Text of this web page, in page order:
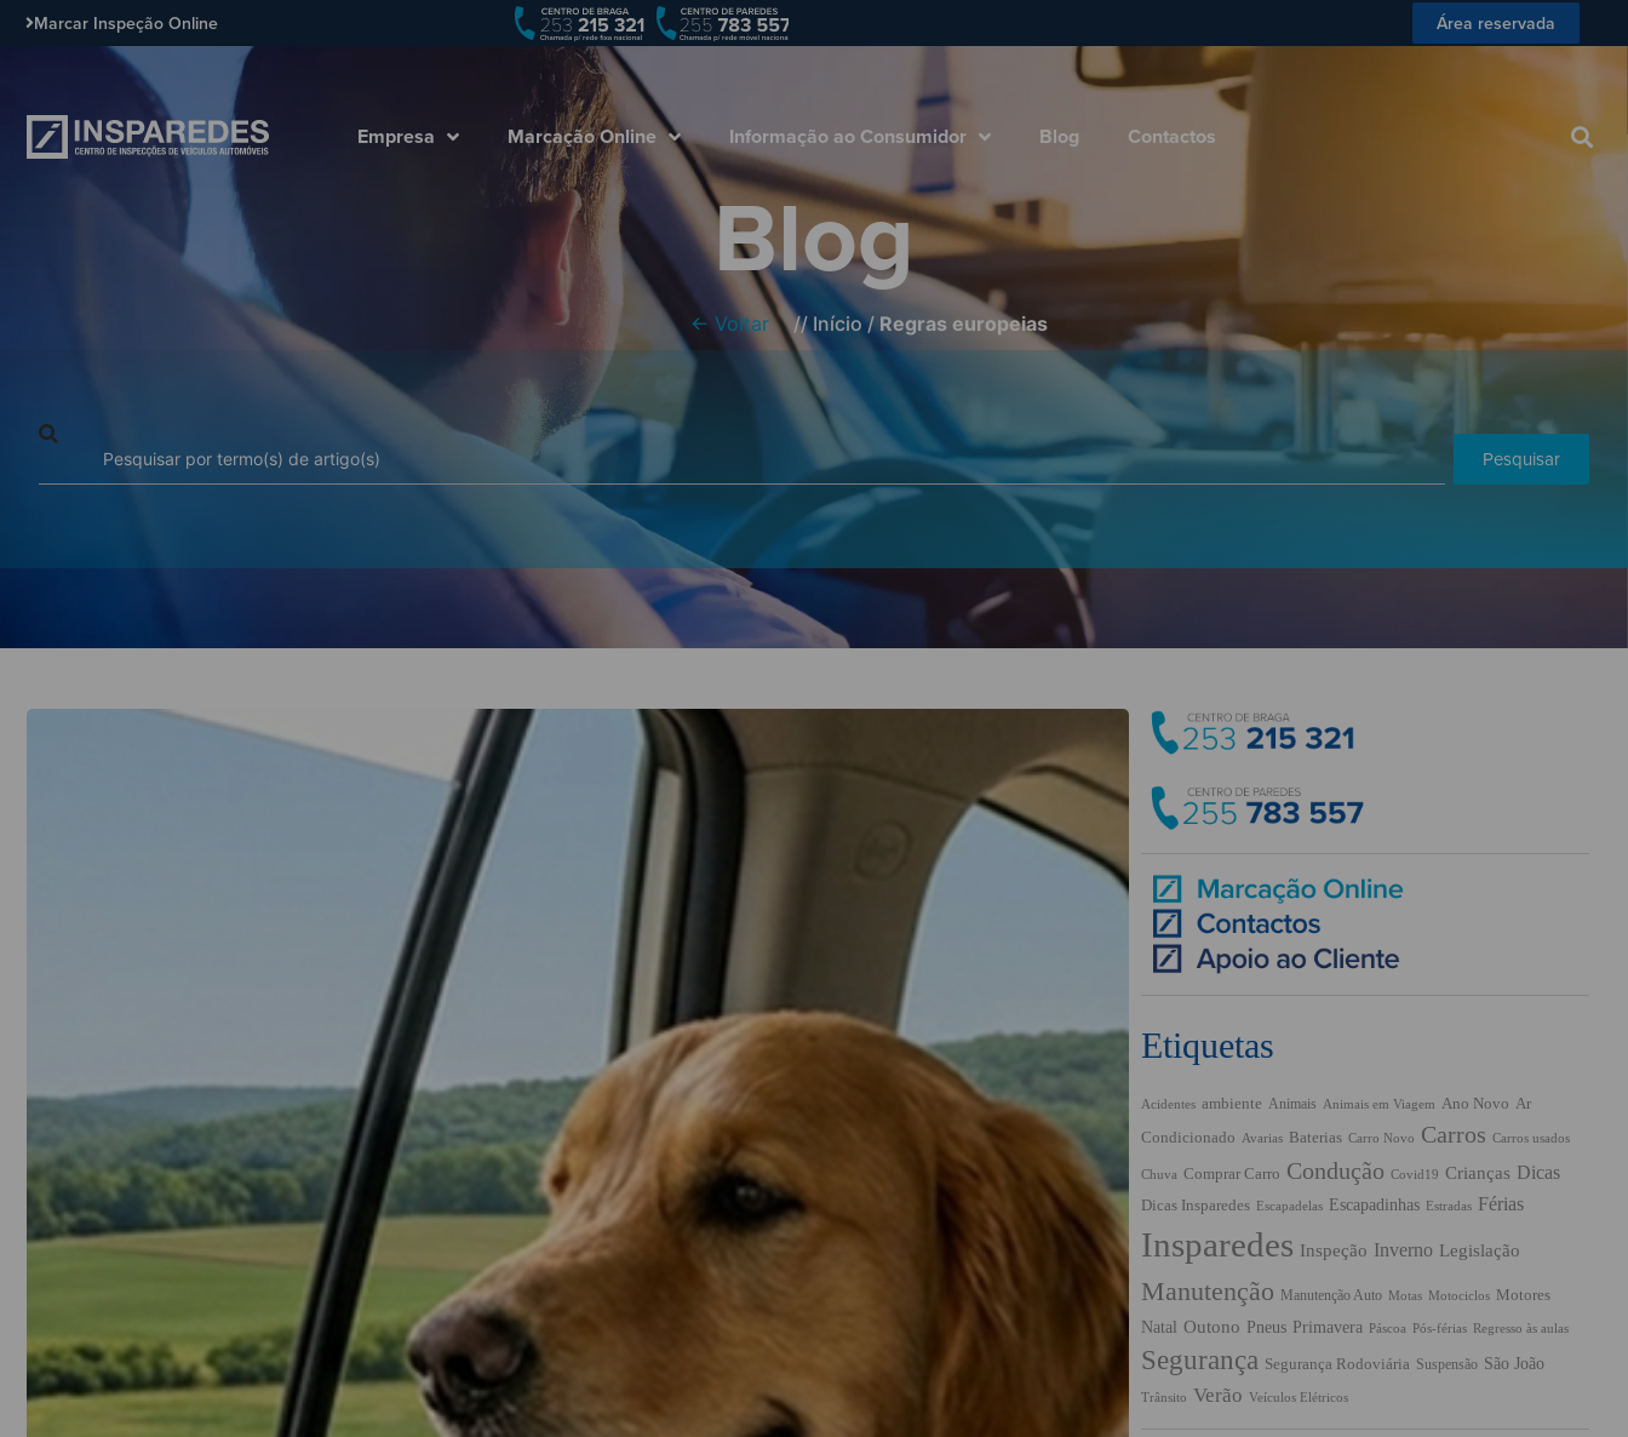
Marcar Inspeção Online Área reservada
Empresa Marcação Online Informação ao Consumidor Blog Contactos
Empresa Informação ao Consumidor
Blog
← Voltar // Início/Regras europeias
Pesquisar
Etiquetas
Acidentes ambiente Animais Animais em Viagem Ano Novo Ar
Condicionado
Avarias Baterias Carro Novo Carros Carros usados
Chuva Comprar Carro Condução Covid19 Crianças Dicas
Dicas Insparedes Escapadelas Escapadinhas Estradas Férias
Insparedes Inspeção Inverno Legislação
Manutenção Manutenção Auto Motas Motociclos Motores
Natal Outono Pneus Primavera Páscoa Pós-férias Regresso às aulas
Segurança Segurança Rodoviária Suspensão São João
Trânsito Verão Veículos Elétricos